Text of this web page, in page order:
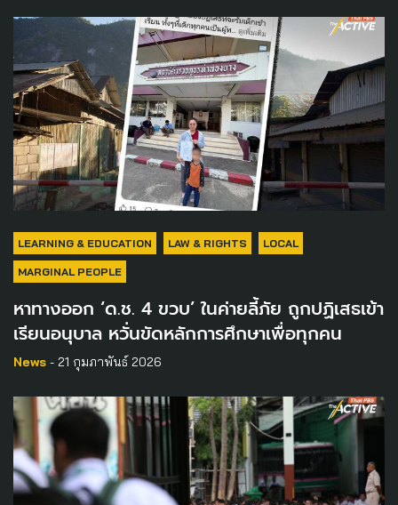
LEARNING & EDUCATION LAW & RIGHTS LOCAL
MARGINAL PEOPLE
หาทางออก ‘ด.ช. 4 ขวบ’ ในค่ายลี้ภัย ถูกปฏิเสธเข้า
เรียนอนุบาล หวั่นขัดหลักการศึกษาเพื่อทุกคน
News - 21 กุมภาพันธ์ 2026